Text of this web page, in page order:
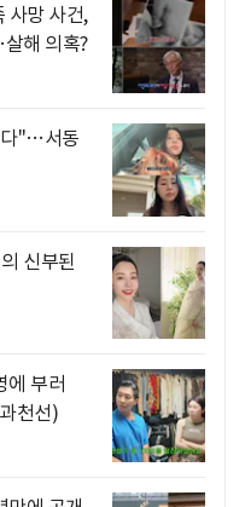
사망 사건,
해 의혹?
다"…서동
신부된
에 부러
천선)